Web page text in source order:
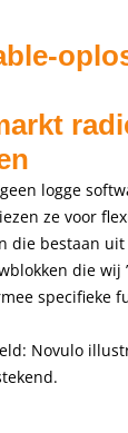
logge
ze voor
die bestaan
die wij
specifieke
Novulo